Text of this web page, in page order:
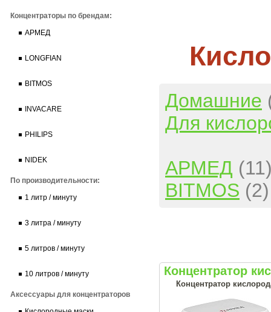
Концентраторы по брендам:
АРМЕД
LONGFIAN
BITMOS
INVACARE
PHILIPS
NIDEK
По производительности:
1 литр / минуту
3 литра / минуту
5 литров / минуту
10 литров / минуту
Аксессуары для концентраторов
Домашние
Для
АРМЕД
BITMOS (2)
Концентратор
Концентратор